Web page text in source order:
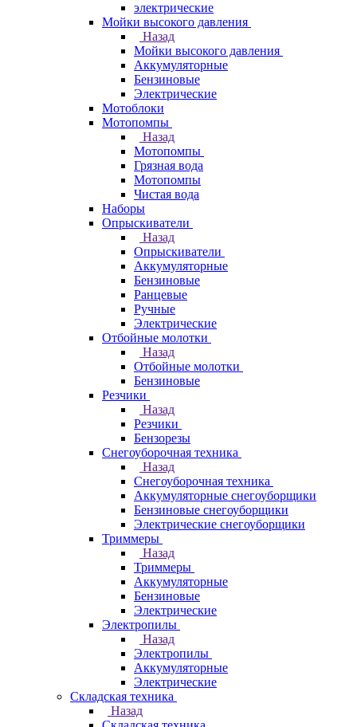
электрические
Мойки высокого давления
Назад
Мойки высокого давления
Аккумуляторные
Бензиновые
Электрические
Мотоблоки
Мотопомпы
Назад
Мотопомпы
Грязная вода
Мотопомпы
Чистая вода
Наборы
Опрыскиватели
Назад
Опрыскиватели
Аккумуляторные
Бензиновые
Ранцевые
Ручные
Электрические
Отбойные молотки
Назад
Отбойные молотки
Бензиновые
Резчики
Назад
Резчики
Бензорезы
Снегоуборочная техника
Назад
Снегоуборочная техника
Аккумуляторные снегоуборщики
Бензиновые снегоуборщики
Электрические снегоуборщики
Триммеры
Назад
Триммеры
Аккумуляторные
Бензиновые
Электрические
Электропилы
Назад
Электропилы
Аккумуляторные
Электрические
Складская техника
Назад